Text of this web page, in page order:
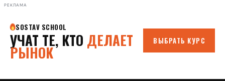
РЕКЛАМА